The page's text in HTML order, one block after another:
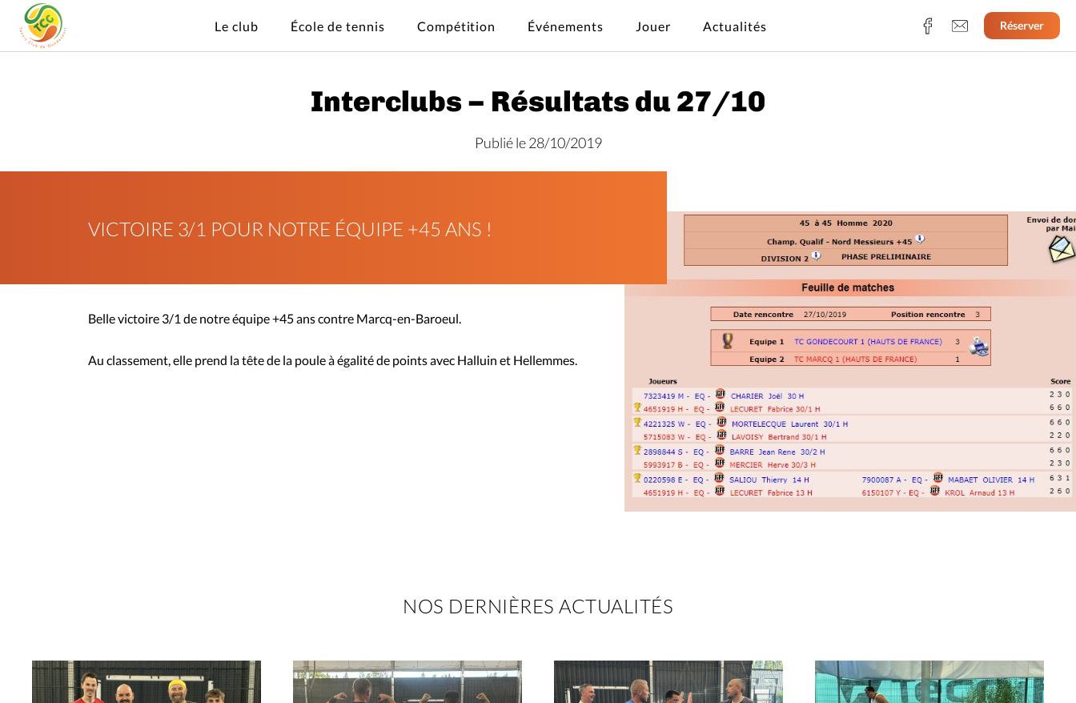
Le club École de tennis Compétition Événements Jouer Actualités Réserver
Interclubs – Résultats du 27/10
Publié le 28/10/2019
VICTOIRE 3/1 POUR NOTRE ÉQUIPE +45 ANS !
Belle victoire 3/1 de notre équipe +45 ans contre Marcq-en-Baroeul.
Au classement, elle prend la tête de la poule à égalité de points avec Halluin et Hellemmes.
NOS DERNIÈRES ACTUALITÉS